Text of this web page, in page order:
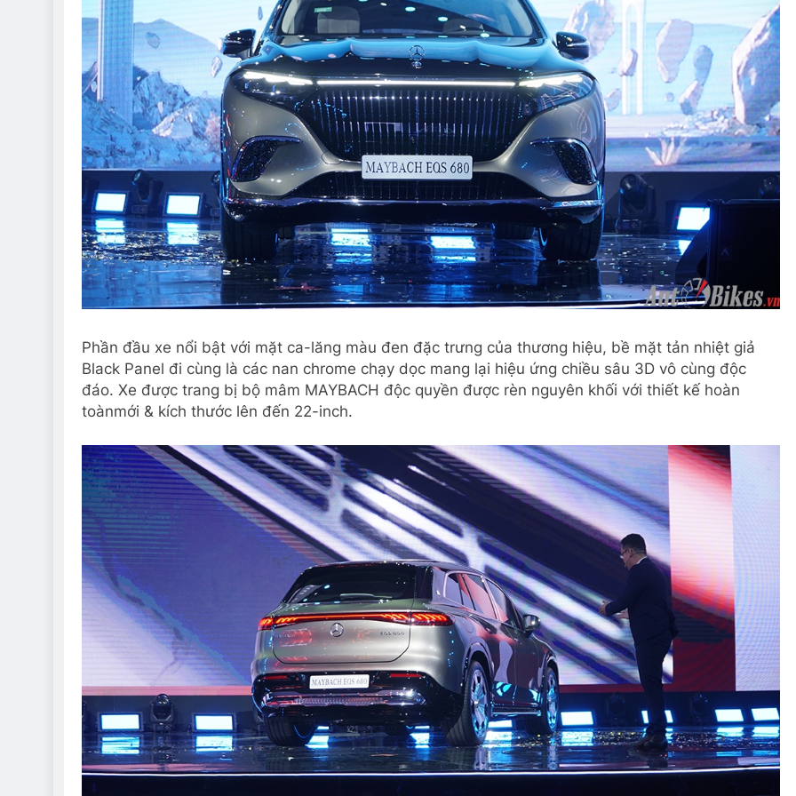
Phần đầu xe nổi bật với mặt ca-lăng màu đen đặc trưng của thương hiệu, bề mặt tản nhiệt giả
Black Panel đi cùng là các nan chrome chạy dọc mang lại hiệu ứng chiều sâu 3D vô cùng độc
đáo. Xe được trang bị bộ mâm MAYBACH độc quyền được rèn nguyên khối với thiết kế hoàn
toànmới & kích thước lên đến 22-inch.